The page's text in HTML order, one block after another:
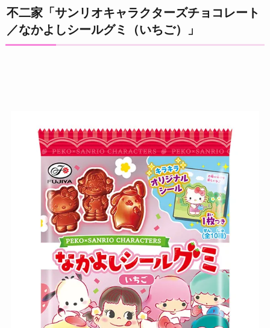
不二家「サンリオキャラクターズチョコレート
／なかよしシールグミ（いちご）」